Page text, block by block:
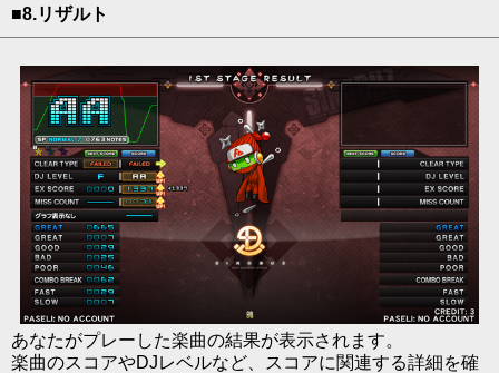
■8.リザルト
あなたがプレーした楽曲の結果が表示されます。
楽曲のスコアやDJレベルなど、スコアに関連する詳細を確